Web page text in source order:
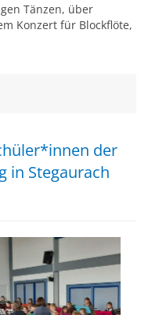
Tänzen, über
Konzert für Blockflöte,
der
in Stegaurach